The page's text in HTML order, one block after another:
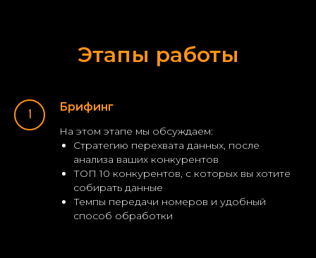
Этапы работы
Брифинг
На этом этапе мы обсуждаем:
Стратегию перехвата данных, после
анализа ваших конкурентов
ТОП 10 конкурентов, с которых вы хотите
собирать данные
Темпы передачи номеров и удобный
способ обработки